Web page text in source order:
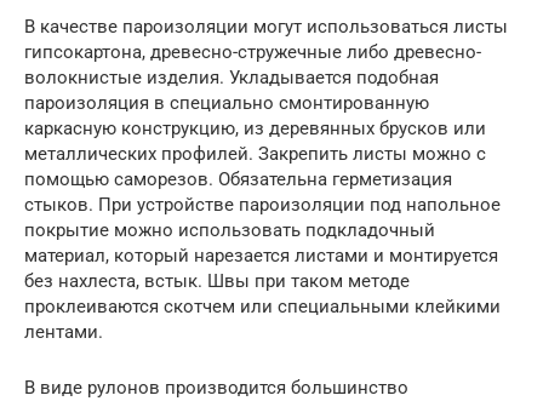
В качестве пароизоляции могут использоваться листы
гипсокартона, древесно-стружечные либо древесно-
волокнистые изделия. Укладывается подобная
пароизоляция в специально смонтированную
каркасную конструкцию, из деревянных брусков или
металлических профилей. Закрепить листы можно с
помощью саморезов. Обязательна герметизация
стыков. При устройстве пароизоляции под напольное
покрытие можно использовать подкладочный
материал, который нарезается листами и монтируется
без нахлеста, встык. Швы при таком методе
проклеиваются скотчем или специальными клейкими
лентами.
В виде рулонов производится большинство